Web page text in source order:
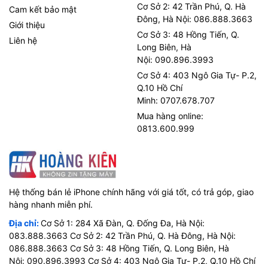
Cam kết bảo mật
Giới thiệu
Liên hệ
Cơ Sở 2: 42 Trần Phú, Q. Hà
Đông, Hà Nội: 086.888.3663
Cơ Sở 3: 48 Hồng Tiến, Q.
Long Biên, Hà
Nội: 090.896.3993
Cơ Sở 4: 403 Ngô Gia Tự- P.2,
Q.10 Hồ Chí
Minh: 0707.678.707
Mua hàng online:
0813.600.999
Hệ thống bán lẻ iPhone chính hãng với giá tốt, có trả góp, giao
hàng nhanh miễn phí.
Địa chỉ:Cơ Sở 1: 284 Xã Đàn, Q. Đống Đa, Hà Nội:
083.888.3663 Cơ Sở 2: 42 Trần Phú, Q. Hà Đông, Hà Nội:
086.888.3663 Cơ Sở 3: 48 Hồng Tiến, Q. Long Biên, Hà
Nội: 090.896.3993 Cơ Sở 4: 403 Ngô Gia Tự- P.2, Q.10 Hồ Chí